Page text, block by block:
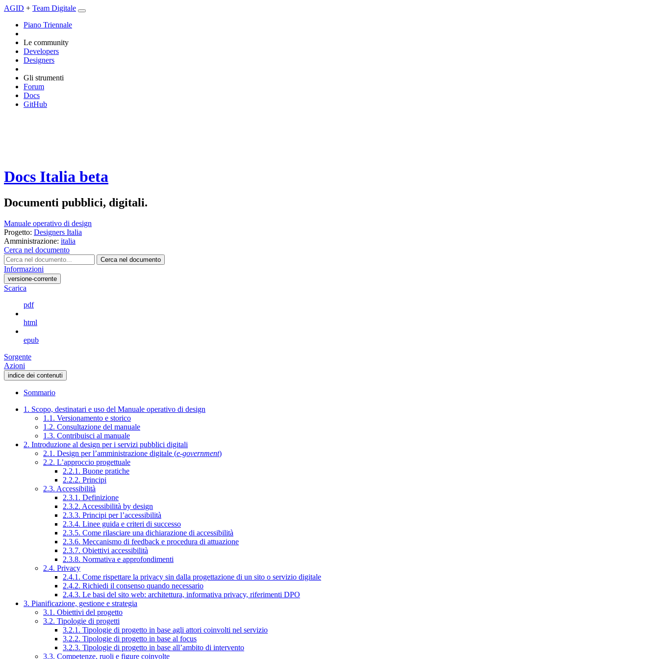
AGID + Team Digitale
Piano Triennale
Le community
Developers
Designers
Gli strumenti
Forum
Docs
GitHub
Docs Italia beta
Documenti pubblici, digitali.
Manuale operativo di design
Progetto: Designers Italia
Amministrazione: italia
Cerca nel documento
Cerca nel documento
Informazioni
versione-corrente
Scarica
pdf
html
epub
Sorgente
Azioni
indice dei contenuti
Sommario
1. Scopo, destinatari e uso del Manuale operativo di design
1.1. Versionamento e storico
1.2. Consultazione del manuale
1.3. Contribuisci al manuale
2. Introduzione al design per i servizi pubblici digitali
2.1. Design per l’amministrazione digitale (e-government)
2.2. L’approccio progettuale
2.2.1. Buone pratiche
2.2.2. Principi
2.3. Accessibilità
2.3.1. Definizione
2.3.2. Accessibilità by design
2.3.3. Principi per l’accessibilità
2.3.4. Linee guida e criteri di successo
2.3.5. Come rilasciare una dichiarazione di accessibilità
2.3.6. Meccanismo di feedback e procedura di attuazione
2.3.7. Obiettivi accessibilità
2.3.8. Normativa e approfondimenti
2.4. Privacy
2.4.1. Come rispettare la privacy sin dalla progettazione di un sito o servizio digitale
2.4.2. Richiedi il consenso quando necessario
2.4.3. Le basi del sito web: architettura, informativa privacy, riferimenti DPO
3. Pianificazione, gestione e strategia
3.1. Obiettivi del progetto
3.2. Tipologie di progetti
3.2.1. Tipologie di progetto in base agli attori coinvolti nel servizio
3.2.2. Tipologie di progetto in base al focus
3.2.3. Tipologie di progetto in base all’ambito di intervento
3.3. Competenze, ruoli e figure coinvolte